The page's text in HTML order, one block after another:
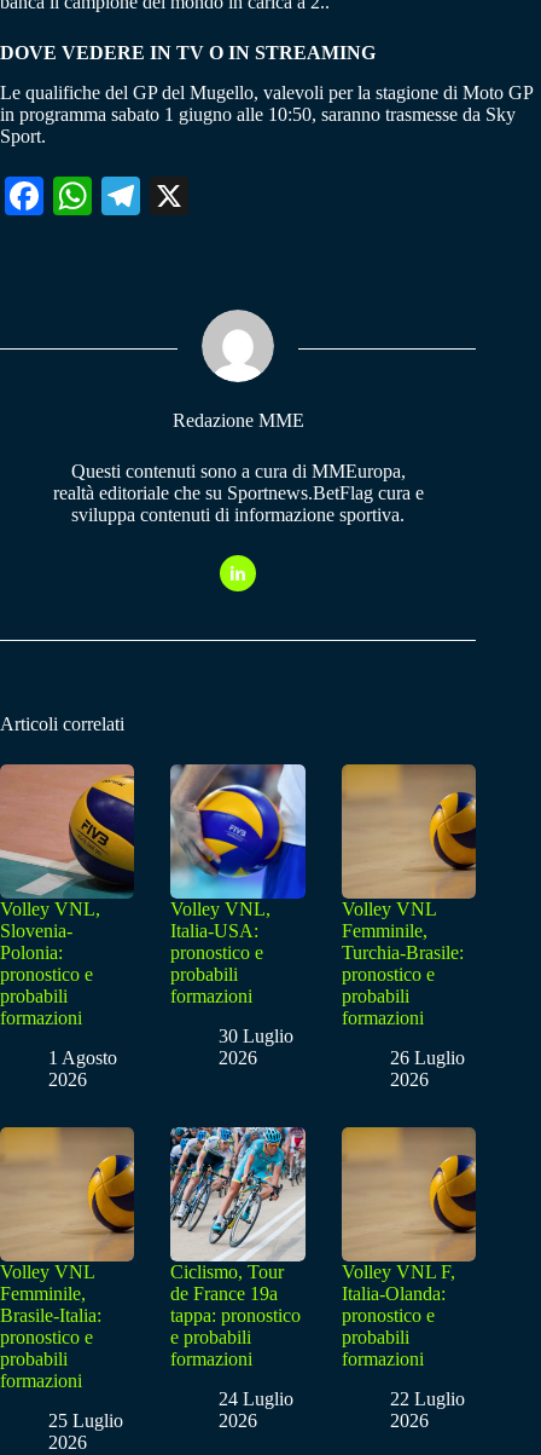
DOVE VEDERE IN TV O IN STREAMING
Le qualifiche del GP del Mugello, valevoli per la stagione di Moto GP
in programma sabato 1 giugno alle 10:50, saranno trasmesse da Sky
Sport.
Fa W
pp
Te
m
Redazione MME
Questi contenuti sono a cura di MMEuropa,
realtà editoriale che su Sportnews.BetFlag cura e
sviluppa contenuti di informazione sportiva.
Articoli correlati
Volley VNL,
Slovenia-
Polonia:
pronostico e
probabili
formazioni
1 Agosto
2026
Volley VNL,
Italia-USA:
pronostico e
probabili
formazioni
30 Luglio
2026
Volley VNL
Femminile,
Turchia-Brasile:
pronostico e
probabili
formazioni
26 Luglio
2026
Volley VNL
Femminile,
Brasile-Italia:
pronostico e
probabili
formazioni
25 Luglio
2026
Ciclismo, Tour
de France 19a
tappa: pronostico
e probabili
formazioni
24 Luglio
2026
Volley VNL F,
Italia-Olanda:
pronostico e
probabili
formazioni
22 Luglio
2026